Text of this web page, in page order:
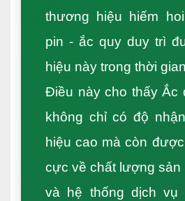
thương hiệu hiếm
pin - ắc quy duy trì
hiệu này trong thời
Điều này cho thấy Ắc
không chỉ có độ
hiệu cao mà còn
cực về chất lượng sản
và hệ thống dịch vụ